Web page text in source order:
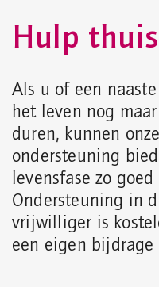
Hulp
Als u of een
het leven nog
duren, kunnen
ondersteuning
levensfase zo
Ondersteuning in
vrijwilliger is
een eigen bijdrage